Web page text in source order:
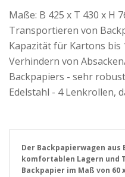
Maße: B 425 x T 430 x H
Transportieren von
Kapazität für Kartons bis
Verhindern von
Backpapiers - sehr
Edelstahl - 4 Lenkrollen,
Der Backpapierwagen aus
komfortablen Lagern und
Backpapier im Maß von 60